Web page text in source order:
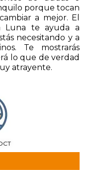
porque tocan
a mejor. El
Luna te ayuda a
necesitando y a
Te mostrarás
lo que de verdad
atrayente.